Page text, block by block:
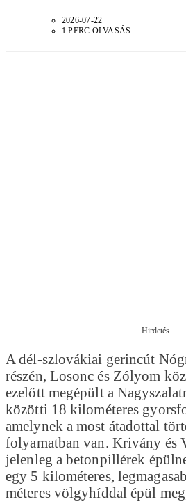
2026-07-22
1 PERC OLVASÁS
Hirdetés
A dél-szlovákiai gerincút
részén, Losonc és Zólyom
ezelőtt megépült a
közötti 18 kilométeres
amelynek a most átadottal
folyamatban van. Krivány és
jelenleg a betonpillérek
egy 5 kilométeres,
méteres völgyhíddal épül